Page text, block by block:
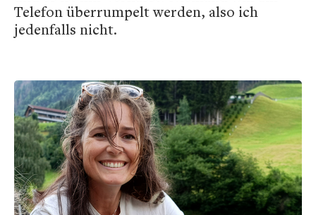
Telefon überrumpelt werden, also ich
jedenfalls nicht.